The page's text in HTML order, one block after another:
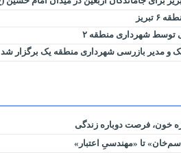
توسط شهرداری منطقه ۲
و مدیر بازرسی شهرداری منطقه یک برگزار شد
خون، فرصت دوباره زندگی
تا «مهندسیِ اعتبار»